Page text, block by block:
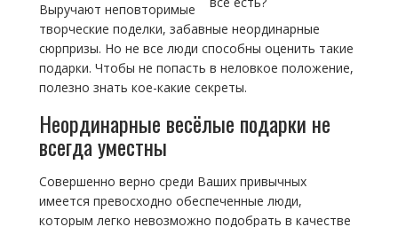
Выручают неповторимые
творческие поделки, забавные неординарные
сюрпризы. Но не все люди способны оценить такие
подарки. Чтобы не попасть в неловкое положение,
полезно знать кое-какие секреты.
Неординарные весёлые подарки не
всегда уместны
Совершенно верно среди Ваших привычных
имеется превосходно обеспеченные люди,
которым легко невозможно подобрать в качестве